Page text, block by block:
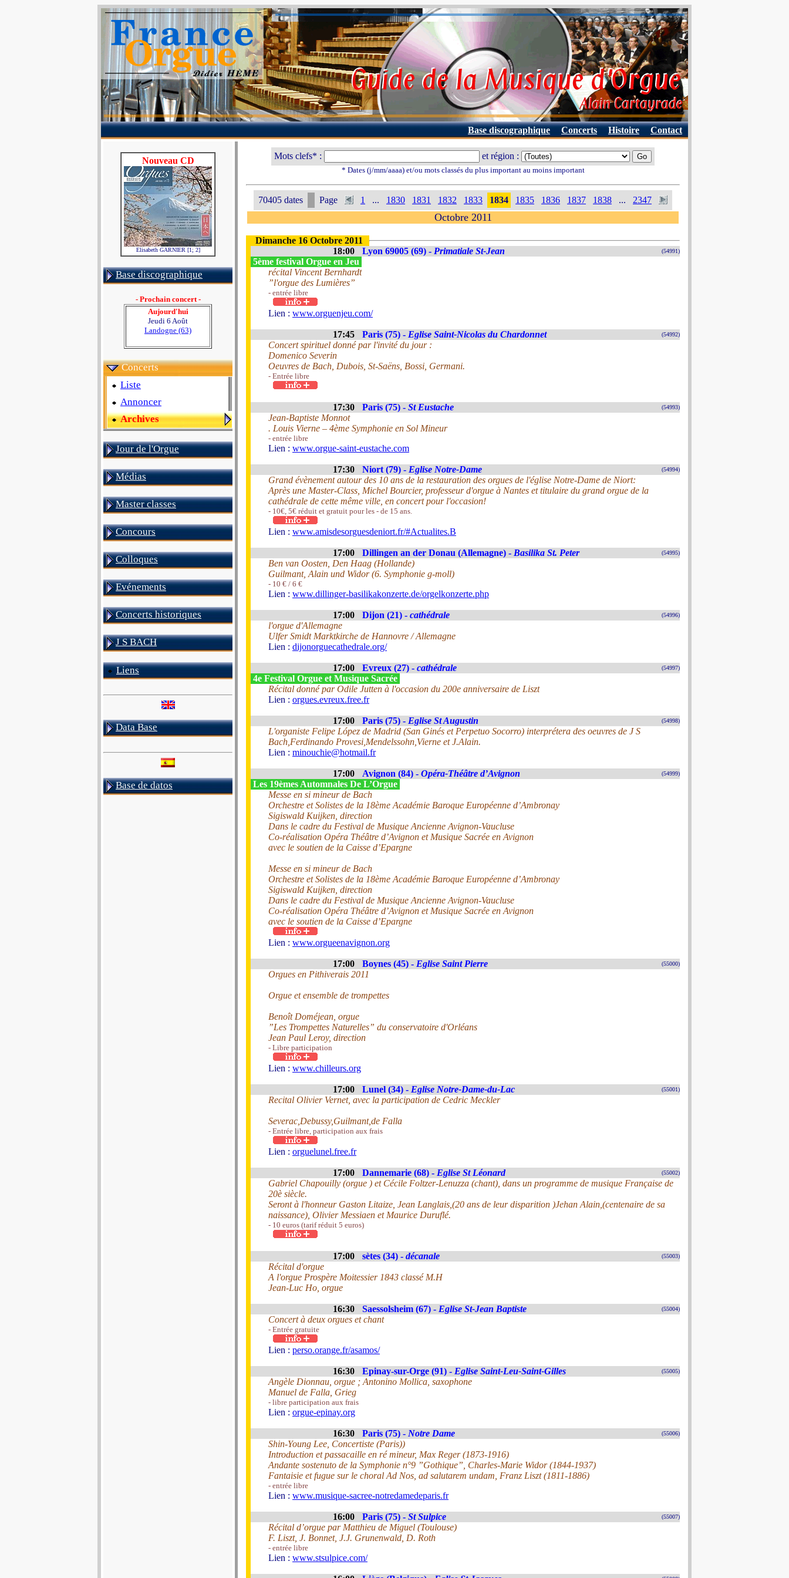
Base discographique Concerts Histoire Contact
Nouveau CD
Elisabeth GARNIER [1; 2]
Base discographique
- Prochain concert -
Aujourd'hui
Jeudi 6 Août
Landogne (63)
Concerts
Liste
Annoncer
Archives
Jour de l'Orgue
Médias
Master classes
Concours
Colloques
Evénements
Concerts historiques
J S BACH
Liens
Data Base
Base de datos
Mots clefs* : et région :
* Dates (j/mm/aaaa) et/ou mots classés du plus important au moins important
70405 dates Page 1 ... 1830 1831 1832 1833 1834 1835 1836 1837 1838 ... 2347
Octobre 2011
Dimanche 16 Octobre 2011
18:00
Lyon 69005 (69) - Primatiale St-Jean (54991)
5ème festival Orgue en Jeu
récital Vincent Bernhardt
”l'orgue des Lumières”
- entrée libre
Lien : www.orguenjeu.com/
17:45 Paris (75) - Eglise Saint-Nicolas du Chardonnet (54992)
Concert spirituel donné par l'invité du jour :
Domenico Severin
Oeuvres de Bach, Dubois, St-Saëns, Bossi, Germani.
- Entrée libre
17:30 Paris (75) - St Eustache (54993)
Jean-Baptiste Monnot
. Louis Vierne – 4ème Symphonie en Sol Mineur
- entrée libre
Lien : www.orgue-saint-eustache.com
17:30 Niort (79) - Eglise Notre-Dame (54994)
Grand évènement autour des 10 ans de la restauration des orgues de l'église Notre-Dame de Niort:
Après une Master-Class, Michel Bourcier, professeur d'orgue à Nantes et titulaire du grand orgue de la
cathédrale de cette même ville, en concert pour l'occasion!
- 10€, 5€ réduit et gratuit pour les - de 15 ans.
Lien : www.amisdesorguesdeniort.fr/#Actualites.B
17:00 Dillingen an der Donau (Allemagne) - Basilika St. Peter (54995)
Ben van Oosten, Den Haag (Hollande)
Guilmant, Alain und Widor (6. Symphonie g-moll)
- 10 € / 6 €
Lien : www.dillinger-basilikakonzerte.de/orgelkonzerte.php
17:00 Dijon (21) - cathédrale (54996)
l'orgue d'Allemagne
Ulfer Smidt Marktkirche de Hannovre / Allemagne
Lien : dijonorguecathedrale.org/
17:00 Evreux (27) - cathédrale (54997)
4e Festival Orgue et Musique Sacrée
Récital donné par Odile Jutten à l'occasion du 200e anniversaire de Liszt
Lien : orgues.evreux.free.fr
17:00 Paris (75) - Eglise St Augustin (54998)
L'organiste Felipe López de Madrid (San Ginés et Perpetuo Socorro) interprétera des oeuvres de J S
Bach,Ferdinando Provesi,Mendelssohn,Vierne et J.Alain.
Lien : minouchie@hotmail.fr
17:00 Avignon (84) - Opéra-Théâtre d’Avignon (54999)
Les 19èmes Automnales De L’Orgue
Messe en si mineur de Bach
Orchestre et Solistes de la 18ème Académie Baroque Européenne d’Ambronay
Sigiswald Kuijken, direction
Dans le cadre du Festival de Musique Ancienne Avignon-Vaucluse
Co-réalisation Opéra Théâtre d’Avignon et Musique Sacrée en Avignon
avec le soutien de la Caisse d’Epargne
Messe en si mineur de Bach
Orchestre et Solistes de la 18ème Académie Baroque Européenne d’Ambronay
Sigiswald Kuijken, direction
Dans le cadre du Festival de Musique Ancienne Avignon-Vaucluse
Co-réalisation Opéra Théâtre d’Avignon et Musique Sacrée en Avignon
avec le soutien de la Caisse d’Epargne
Lien : www.orgueenavignon.org
17:00 Boynes (45) - Eglise Saint Pierre (55000)
Orgues en Pithiverais 2011
Orgue et ensemble de trompettes
Benoît Doméjean, orgue
”Les Trompettes Naturelles” du conservatoire d'Orléans
Jean Paul Leroy, direction
- Libre participation
Lien : www.chilleurs.org
17:00 Lunel (34) - Eglise Notre-Dame-du-Lac (55001)
Recital Olivier Vernet, avec la participation de Cedric Meckler
Severac,Debussy,Guilmant,de Falla
- Entrée libre, participation aux frais
Lien : orguelunel.free.fr
17:00 Dannemarie (68) - Eglise St Léonard (55002)
Gabriel Chapouilly (orgue ) et Cécile Foltzer-Lenuzza (chant), dans un programme de musique Française de
20è siècle.
Seront à l'honneur Gaston Litaize, Jean Langlais,(20 ans de leur disparition )Jehan Alain,(centenaire de sa
naissance), Olivier Messiaen et Maurice Duruflé.
- 10 euros (tarif réduit 5 euros)
17:00 sètes (34) - décanale (55003)
Récital d'orgue
A l'orgue Prospère Moitessier 1843 classé M.H
Jean-Luc Ho, orgue
16:30 Saessolsheim (67) - Eglise St-Jean Baptiste (55004)
Concert à deux orgues et chant
- Entrée gratuite
Lien : perso.orange.fr/asamos/
16:30 Epinay-sur-Orge (91) - Eglise Saint-Leu-Saint-Gilles (55005)
Angèle Dionnau, orgue ; Antonino Mollica, saxophone
Manuel de Falla, Grieg
- libre participation aux frais
Lien : orgue-epinay.org
16:30 Paris (75) - Notre Dame (55006)
Shin-Young Lee, Concertiste (Paris))
Introduction et passacaille en ré mineur, Max Reger (1873-1916)
Andante sostenuto de la Symphonie n°9 ”Gothique”, Charles-Marie Widor (1844-1937)
Fantaisie et fugue sur le choral Ad Nos, ad salutarem undam, Franz Liszt (1811-1886)
- entrée libre
Lien : www.musique-sacree-notredamedeparis.fr
16:00 Paris (75) - St Sulpice (55007)
Récital d’orgue par Matthieu de Miguel (Toulouse)
F. Liszt, J. Bonnet, J.J. Grunenwald, D. Roth
- entrée libre
Lien : www.stsulpice.com/